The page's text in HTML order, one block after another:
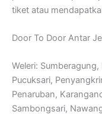
tiket atau
Door To Door Antar
Weleri:
Pucuksari,
Penaruban,
Sambongsari,